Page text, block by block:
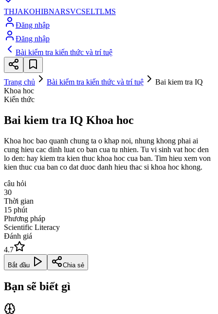
THJAKOHIBNARSVCSELTLMS
Đăng nhập
Đăng nhập
Bài kiểm tra kiến thức và trí tuệ
Trang chủ Bài kiểm tra kiến thức và trí tuệ
Bai kiem tra IQ
Khoa hoc
Kiến thức
Bai kiem tra IQ Khoa hoc
Khoa hoc bao quanh chung ta o khap noi, nhung khong phai ai
cung hieu cac dinh luat co ban cua tu nhien. Tu vi sinh vat hoc den
lo den: hay kiem tra kien thuc khoa hoc cua ban. Tim hieu xem von
kien thuc cua ban co dat duoc danh hieu thac si khoa hoc khong.
câu hỏi
30
Thời gian
15 phút
Phương pháp
Scientific Literacy
Đánh giá
4.7
Bắt đầu Chia sẻ
Bạn sẽ biết gì